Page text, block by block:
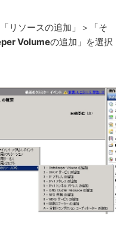
リソースの追加」＞「そ
Volumeの追加」を選択